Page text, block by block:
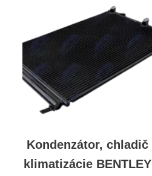
Kondenzátor, chladič
klimatizácie BENTLEY